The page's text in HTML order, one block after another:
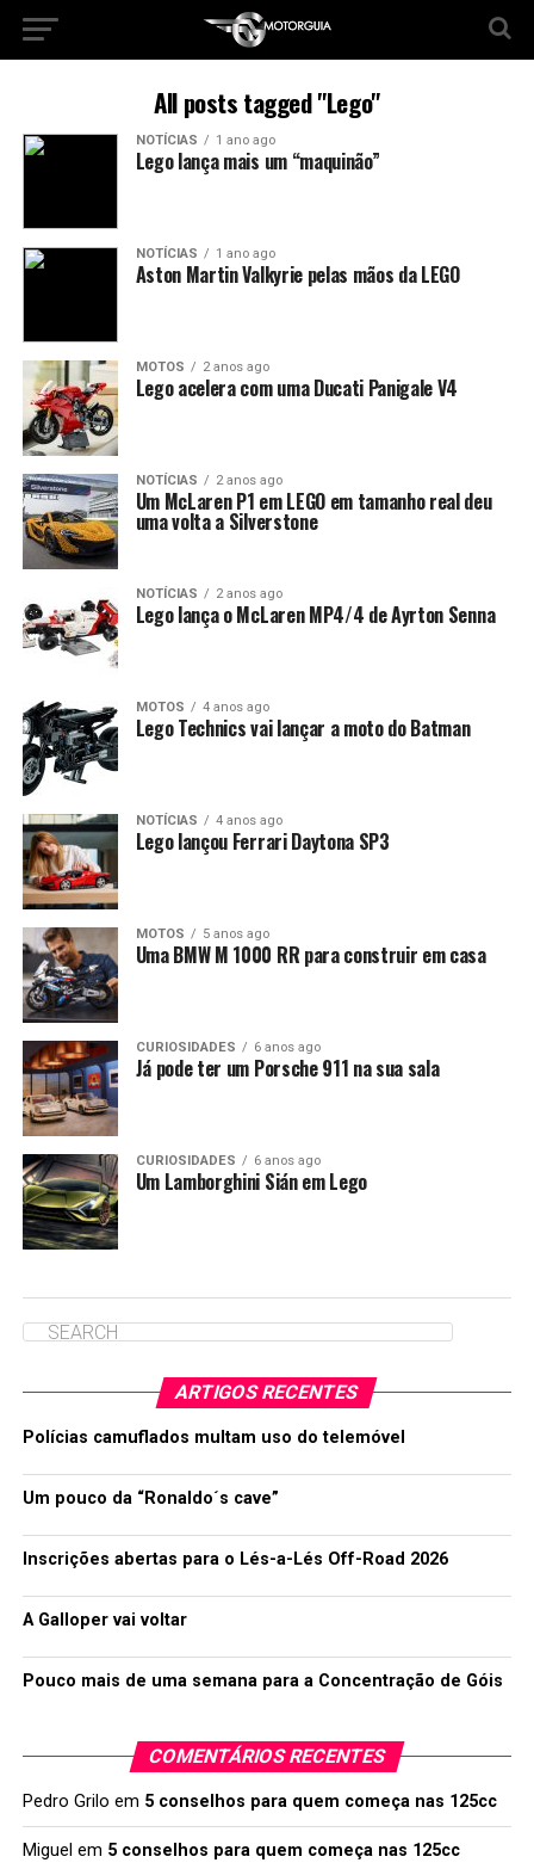
All posts tagged "Lego"
NOTÍCIAS 1 ano ago
Lego lança mais um “maquinão”
NOTÍCIAS 1 ano ago
Aston Martin Valkyrie pelas mãos da LEGO
MOTOS 2 anos ago
Lego acelera com uma Ducati Panigale V4
NOTÍCIAS 2 anos ago
Um McLaren P1 em LEGO em tamanho real deu
uma volta a Silverstone
NOTÍCIAS 2 anos ago
Lego lança o McLaren MP4/4 de Ayrton Senna
MOTOS 4 anos ago
Lego Technics vai lançar a moto do Batman
NOTÍCIAS 4 anos ago
Lego lançou Ferrari Daytona SP3
MOTOS 5 anos ago
Uma BMW M 1000 RR para construir em casa
CURIOSIDADES 6 anos ago
Já pode ter um Porsche 911 na sua sala
CURIOSIDADES 6 anos ago
Um Lamborghini Sián em Lego
ARTIGOS RECENTES
Polícias camuflados multam uso do telemóvel
Um pouco da “Ronaldo´s cave”
Inscrições abertas para o Lés-a-Lés Off-Road 2026
A Galloper vai voltar
Pouco mais de uma semana para a Concentração de Góis
COMENTÁRIOS RECENTES
Pedro Grilo em 5 conselhos para quem começa nas 125cc
Miguel em 5 conselhos para quem começa nas 125cc